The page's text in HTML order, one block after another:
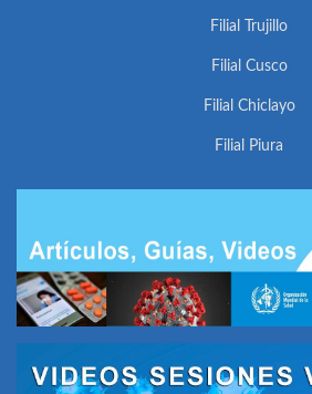
Filial Trujillo
Filial Cusco
Filial Chiclayo
Filial Piura